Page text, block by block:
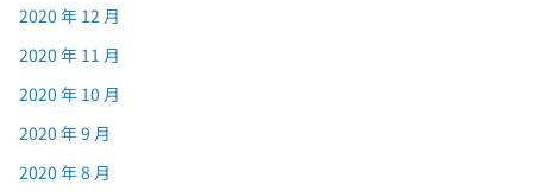
2020 年 12 月
2020 年 11 月
2020 年 10 月
2020 年 9 月
2020 年 8 月